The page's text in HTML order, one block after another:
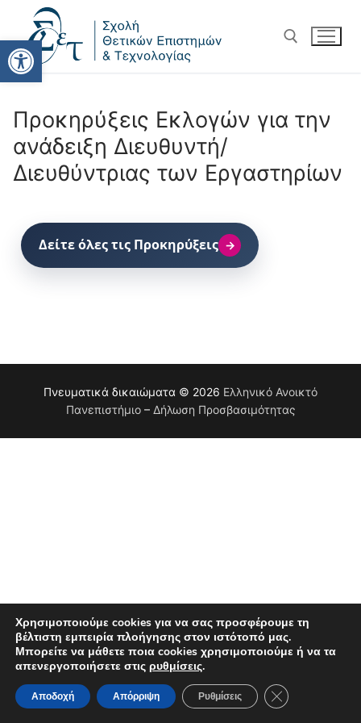
Ανοίξτε τη γραμμή
Προκηρύξεις Εκλογών για την
ανάδειξη Διευθυντή/
Διευθύντριας των Εργαστηρίων
Δείτε όλες τις Προκηρύξεις →
Πνευματικά δικαιώματα © 2026 Eλληνικό Ανοικτό
Πανεπιστήμιο– Δήλωση Προσβασιμότητας
Χρησιμοποιούμε cookies για να σας προσφέρουμε τη
βέλτιστη εμπειρία πλοήγησης στον ιστότοπό μας.
Μπορείτε να μάθετε ποια cookies χρησιμοποιούμε ή να τα
απενεργοποιήσετε στις ρυθμίσεις.
Αποδοχή Απόρριψη Ρυθμίσεις Κλείσιμο του